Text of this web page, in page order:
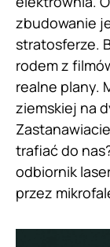
zbudowanie
stratosferze.
rodem z
realne plany.
ziemskiej na
trafiać do
odbiornik
przez